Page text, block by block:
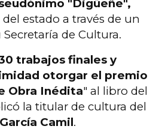
"Digüeñe",
estado a través de un
de Cultura.
trabajos finales y
otorgar el premio
Obra Inédita" al libro del
la titular de cultura del
Camil.